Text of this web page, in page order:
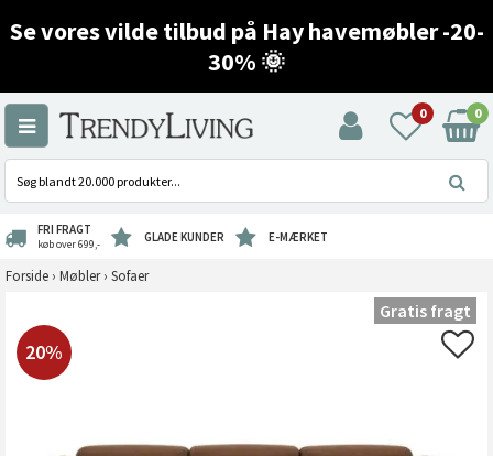
Se vores vilde tilbud på Hay havemøbler -20-
30% 🌞
0 0
FRI FRAGT
køb over 699,- GLADE KUNDER E-MÆRKET
Forside › Møbler› Sofaer
20%
Gratis fragt